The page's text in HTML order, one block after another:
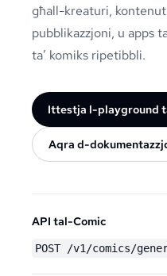
għall-kreaturi,
pubblikazzjoni, u apps
ta’ komiks ripetibbli.
Ittestja l-playground
Aqra d-
API tal-Comic
POST /v1/comics/